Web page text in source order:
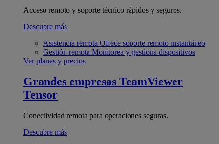
Acceso remoto y soporte técnico rápidos y seguros.
Descubre más
Asistencia remota Ofrece soporte remoto instantáneo
Gestión remota Monitorea y gestiona dispositivos
Ver planes y precios
Grandes empresas TeamViewer
Tensor
Conectividad remota para operaciones seguras.
Descubre más